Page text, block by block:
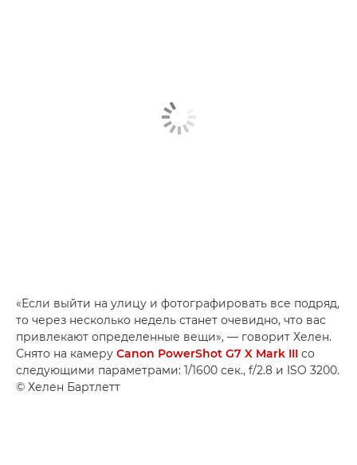
«Если выйти на улицу и фотографировать все подряд,
то через несколько недель станет очевидно, что вас
привлекают определенные вещи», — говорит Хелен.
Снято на камеру Canon PowerShot G7 X Mark III со
следующими параметрами: 1/1600 сек., f/2.8 и ISO 3200.
© Хелен Бартлетт